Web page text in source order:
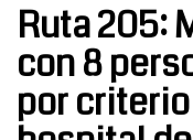
Ruta 205:
con 8
por